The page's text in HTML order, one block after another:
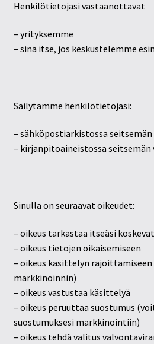
Henkilötietojasi vastaanottavat
– yrityksemme
– sinä itse, jos keskustelemme
Säilytämme henkilötietojasi:
– sähköpostiarkistossa seitsemän
– kirjanpitoaineistossa seitsemän
Sinulla on seuraavat oikeudet:
– oikeus tarkastaa itseäsi
– oikeus tietojen oikaisemiseen
– oikeus käsittelyn
markkinoinnin)
– oikeus vastustaa käsittelyä
– oikeus peruuttaa suostumus
suostumuksesi markkinointiin)
– oikeus tehdä valitus